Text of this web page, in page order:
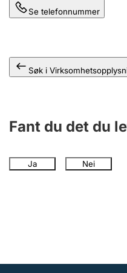
Se telefonnummer
Søk i
Fant du det du
Ja Nei